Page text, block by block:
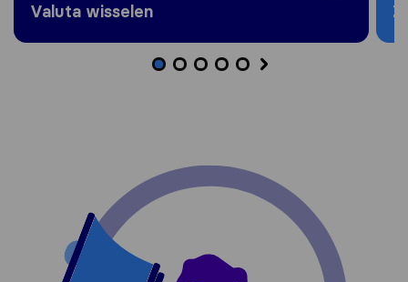
Valuta wisselen